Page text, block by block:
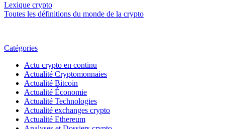
Lexique crypto
Toutes les définitions du monde de la crypto
Catégories
Actu crypto en continu
Actualité Cryptomonnaies
Actualité Bitcoin
Actualité Économie
Actualité Technologies
Actualité exchanges crypto
Actualité Ethereum